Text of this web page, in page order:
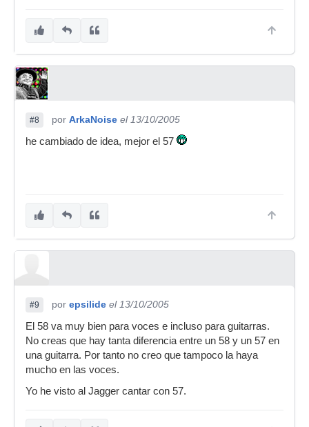
#8 por ArkaNoise el 13/10/2005
he cambiado de idea, mejor el 57
#9 por epsilide el 13/10/2005
El 58 va muy bien para voces e incluso para guitarras.
No creas que hay tanta diferencia entre un 58 y un 57 en
una guitarra. Por tanto no creo que tampoco la haya
mucho en las voces.
Yo he visto al Jagger cantar con 57.